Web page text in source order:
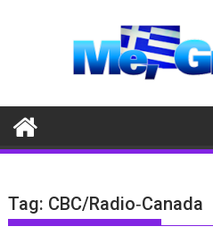
Tag: CBC/Radio‑Canada